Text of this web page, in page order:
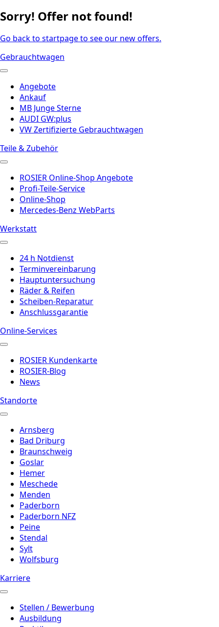
Sorry! Offer not found!
Go back to startpage to see our new offers.
Gebrauchtwagen
Angebote
Ankauf
MB Junge Sterne
AUDI GW:plus
VW Zertifizierte Gebrauchtwagen
Teile & Zubehör
ROSIER Online-Shop Angebote
Profi-Teile-Service
Online-Shop
Mercedes-Benz WebParts
Werkstatt
24 h Notdienst
Terminvereinbarung
Hauptuntersuchung
Räder & Reifen
Scheiben-Reparatur
Anschlussgarantie
Online-Services
ROSIER Kundenkarte
ROSIER-Blog
News
Standorte
Arnsberg
Bad Driburg
Braunschweig
Goslar
Hemer
Meschede
Menden
Paderborn
Paderborn NFZ
Peine
Stendal
Sylt
Wolfsburg
Karriere
Stellen / Bewerbung
Ausbildung